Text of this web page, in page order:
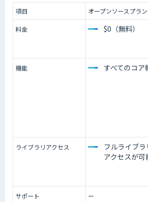
項目 オープンソースプラン
料金 $0（無料）
機能 すべてのコア
ライブラリアクセス
フルライブラ
アクセスが可
サポート ー